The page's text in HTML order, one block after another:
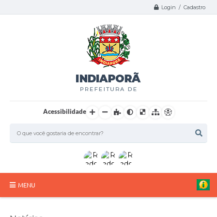
Login / Cadastro
Acessibilidade
MENU